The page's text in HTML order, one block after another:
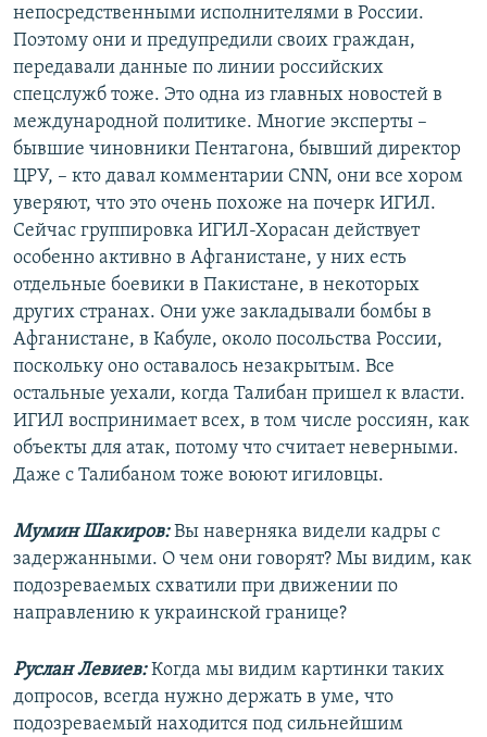
непосредственными исполнителями в России.
Поэтому они и предупредили своих граждан,
передавали данные по линии российских
спецслужб тоже. Это одна из главных новостей в
международной политике. Многие эксперты –
бывшие чиновники Пентагона, бывший директор
ЦРУ, – кто давал комментарии CNN, они все хором
уверяют, что это очень похоже на почерк ИГИЛ.
Сейчас группировка ИГИЛ-Хорасан действует
особенно активно в Афганистане, у них есть
отдельные боевики в Пакистане, в некоторых
других странах. Они уже закладывали бомбы в
Афганистане, в Кабуле, около посольства России,
поскольку оно оставалось незакрытым. Все
остальные уехали, когда Талибан пришел к власти.
ИГИЛ воспринимает всех, в том числе россиян, как
объекты для атак, потому что считает неверными.
Даже с Талибаном тоже воюют игиловцы.
Мумин Шакиров:Вы наверняка видели кадры с
задержанными. О чем они говорят? Мы видим, как
подозреваемых схватили при движении по
направлению к украинской границе?
Руслан Левиев:Когда мы видим картинки таких
допросов, всегда нужно держать в уме, что
подозреваемый находится под сильнейшим